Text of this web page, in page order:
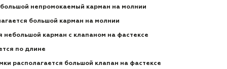
непромокаемый карман на молнии
большой карман на молнии
небольшой карман с клапаном на фастексе
по длине
располагается большой клапан на фастексе